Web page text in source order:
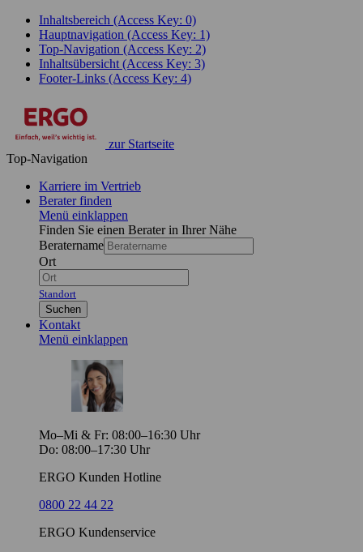
Inhaltsbereich (Access Key: 0)
Hauptnavigation (Access Key: 1)
Top-Navigation (Access Key: 2)
Inhaltsübersicht (Access Key: 3)
Footer-Links (Access Key: 4)
zur Startseite
Top-Navigation
Karriere im Vertrieb
Berater finden
Menü einklappen
Finden Sie einen Berater in Ihrer Nähe
Beratername
Ort
Standort
Suchen
Kontakt
Menü einklappen
Mo–Mi & Fr: 08:00–16:30 Uhr
Do: 08:00–17:30 Uhr
ERGO Kunden Hotline
0800 22 44 22
ERGO Kundenservice